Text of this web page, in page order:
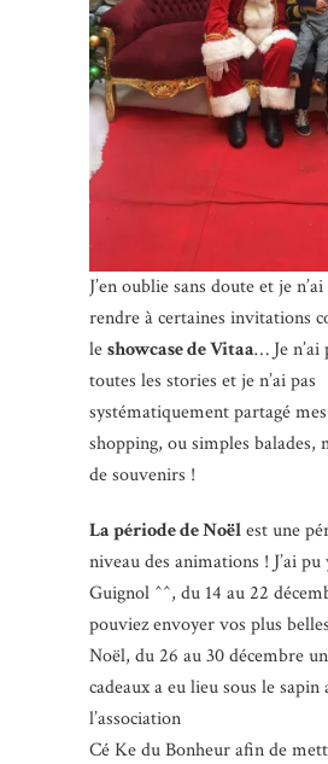
J’en oublie sans doute et je
rendre à certaines invitations
leshowcase de Vitaa… Je n’ai
toutes les stories et je n’ai pas
systématiquement partagé
shopping, ou simples balades,
de souvenirs !
La période de Noëlest une
niveau des animations ! J’ai
Guignol ^^, du 14 au 22
pouviez envoyer vos plus
Noël, du 26 au 30 décembre
cadeaux a eu lieu sous le
l’association
Cé Ke du Bonheur afin de